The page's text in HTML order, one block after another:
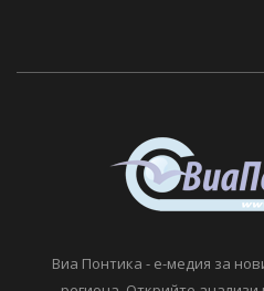
Виа Понтика - е-медия за